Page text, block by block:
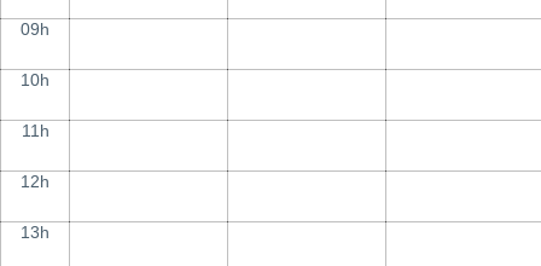
09h
10h
11h
12h
13h